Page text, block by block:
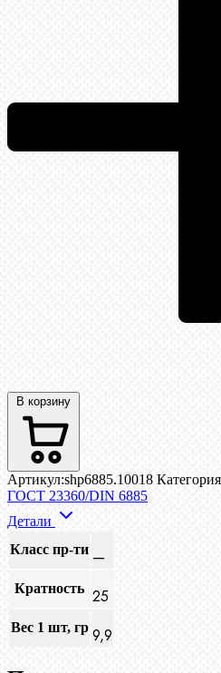
В корзину
Артикул:shp6885.10018
ГОСТ 23360/DIN 6885
Детали
Класс пр-ти —
Кратность 25
Вес 1 шт, гр 9,9